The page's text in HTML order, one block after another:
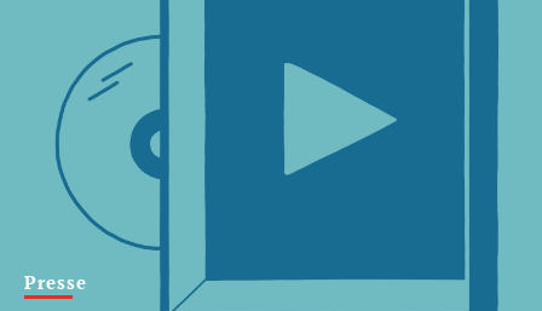
Presse